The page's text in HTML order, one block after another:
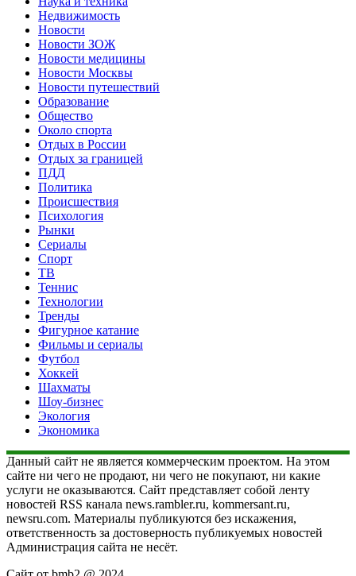
Недвижимость
Новости
Новости ЗОЖ
Новости медицины
Новости Москвы
Новости путешествий
Образование
Общество
Около спорта
Отдых в России
Отдых за границей
ПДД
Политика
Происшествия
Психология
Рынки
Сериалы
Спорт
ТВ
Теннис
Технологии
Тренды
Фигурное катание
Фильмы и сериалы
Футбол
Хоккей
Шахматы
Шоу-бизнес
Экология
Экономика
Данный сайт не является коммерческим проектом. На этом
сайте ни чего не продают, ни чего не покупают, ни какие
услуги не оказываются. Сайт представляет собой ленту
новостей RSS канала news.rambler.ru, kommersant.ru,
newsru.com. Материалы публикуются без искажения,
ответственность за достоверность публикуемых новостей
Администрация сайта не несёт.